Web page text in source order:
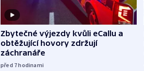
Zbytečné výjezdy kvůli eCallu a
obtěžující hovory zdržují
záchranáře
před 7hodinami